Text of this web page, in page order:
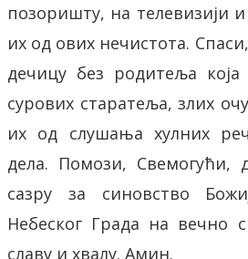
позоришту, на телевизији
их од ових нечистота.
дечицу без родитеља
сурових старатеља, злих
их од слушања хулних
дела. Помози, Свемогући,
сазру за синовство
Небеског Града на вечно
славу и хвалу. Амин.